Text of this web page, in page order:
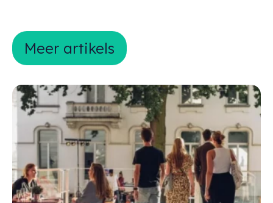
Meer artikels
Meer artikels